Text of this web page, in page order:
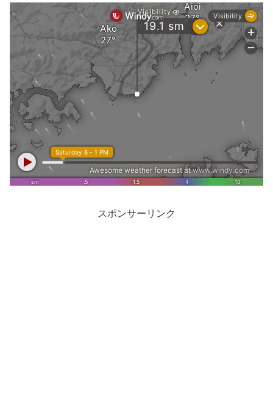
スポンサーリンク